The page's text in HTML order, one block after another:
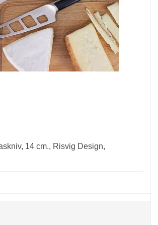
14 cm., Risvig Design,